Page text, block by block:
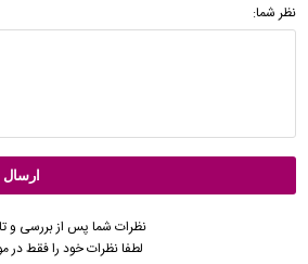
نظر شما:
نظرات شما پس از بررسی و
لطفا نظرات خود را فقط در